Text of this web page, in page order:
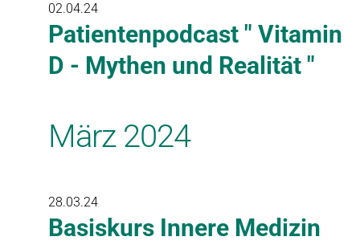
02.04.24
Patientenpodcast " Vitamin
D - Mythen und Realität "
März 2024
28.03.24
Basiskurs Innere Medizin